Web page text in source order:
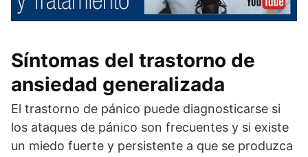
Síntomas del trastorno de
ansiedad generalizada
El trastorno de pánico puede diagnosticarse si
los ataques de pánico son frecuentes y si existe
un miedo fuerte y persistente a que se produzca